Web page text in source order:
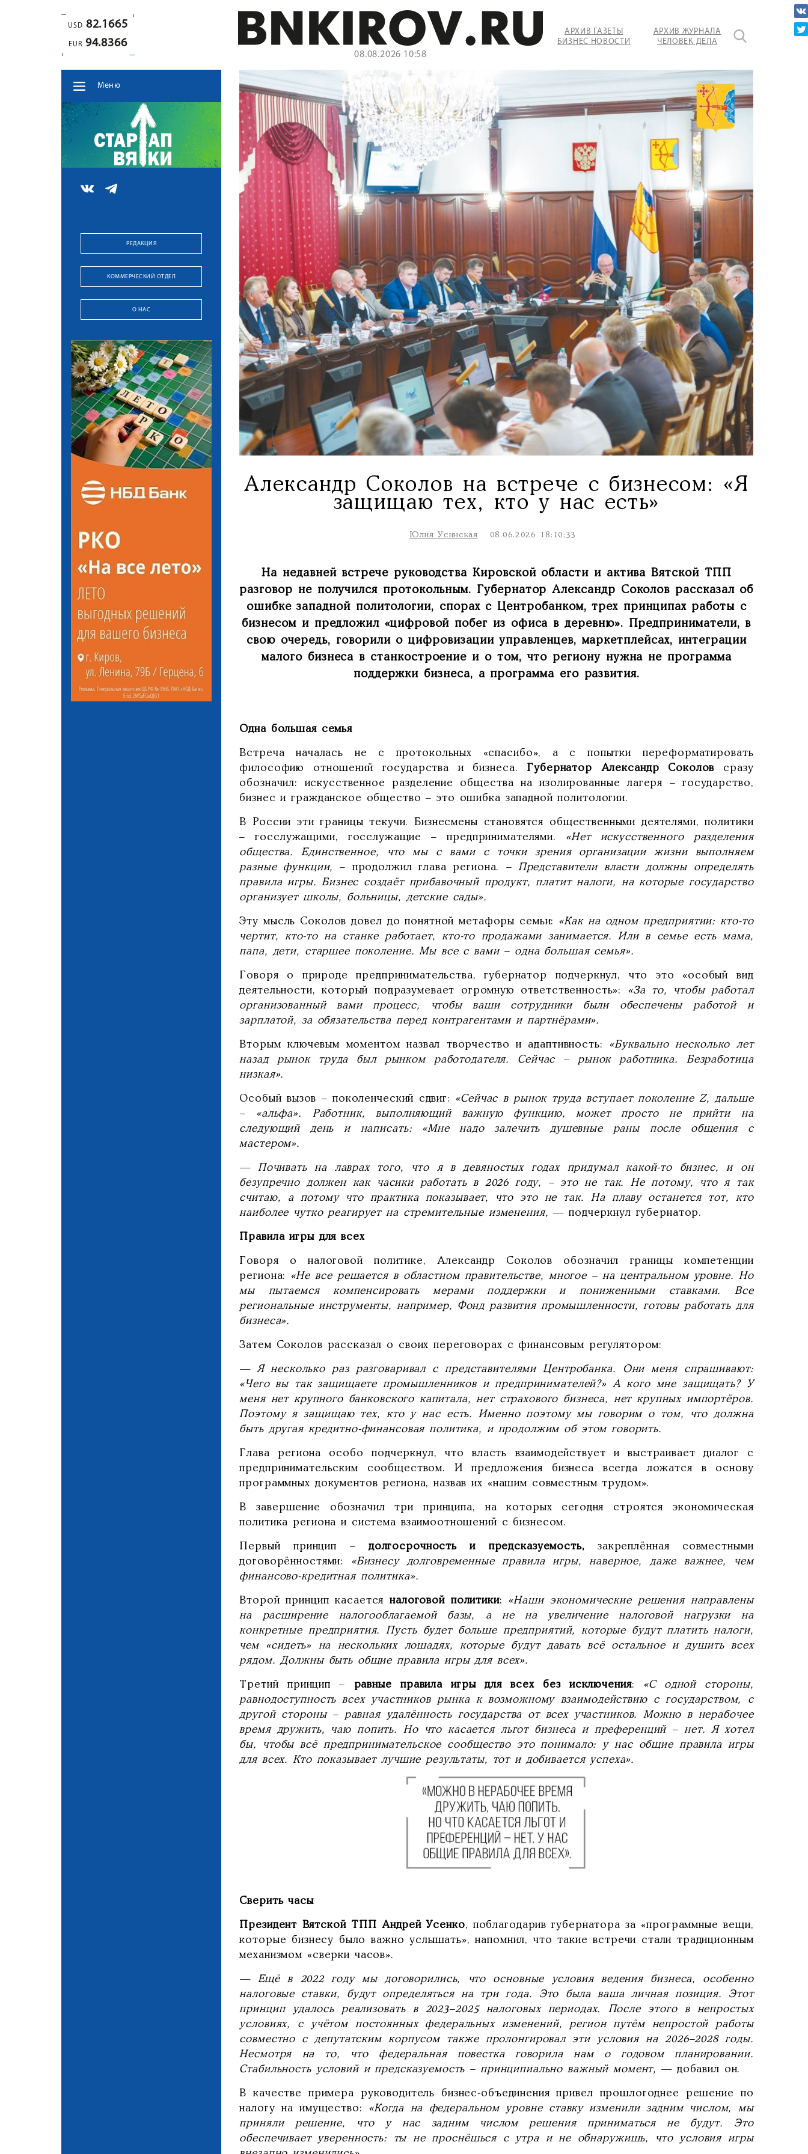
USD 82.1665
EUR 94.8366
08.08.2026 10:58
АРХИВ ГАЗЕТЫ
БИЗНЕС НОВОСТИ
АРХИВ ЖУРНАЛА
ЧЕЛОВЕК ДЕЛА
Меню
РЕДАКЦИЯ
КОММЕРЧЕСКИЙ ОТДЕЛ
О НАС
Александр Соколов на встрече с бизнесом: «Я
защищаю тех, кто у нас есть»
Юлия Усинская 08.06.2026 18:10:33
На недавней встрече руководства Кировской области и актива Вятской ТПП
разговор не получился протокольным. Губернатор Александр Соколов рассказал об
ошибке западной политологии, спорах с Центробанком, трех принципах работы с
бизнесом и предложил «цифровой побег из офиса в деревню». Предприниматели, в
свою очередь, говорили о цифровизации управленцев, маркетплейсах, интеграции
малого бизнеса в станкостроение и о том, что региону нужна не программа
поддержки бизнеса, а программа его развития.
Одна большая семья
Встреча началась не с протокольных «спасибо», а с попытки переформатировать
философию отношений государства и бизнеса. Губернатор Александр Соколов сразу
обозначил: искусственное разделение общества на изолированные лагеря – государство,
бизнес и гражданское общество – это ошибка западной политологии.
В России эти границы текучи. Бизнесмены становятся общественными деятелями, политики
– госслужащими, госслужащие – предпринимателями. «Нет искусственного разделения
общества. Единственное, что мы с вами с точки зрения организации жизни выполняем
разные функции,
– продолжил глава региона. – Представители власти должны определять
правила игры. Бизнес создаёт прибавочный продукт, платит налоги, на которые государство
организует школы, больницы, детские сады».
Эту мысль Соколов довел до понятной метафоры семьи:
«Как на одном предприятии: кто-то
чертит, кто-то на станке работает, кто-то продажами занимается. Или в семье есть мама,
папа, дети, старшее поколение. Мы все с вами – одна большая семья».
Говоря о природе предпринимательства, губернатор подчеркнул, что это «особый вид
деятельности, который подразумевает огромную ответственность»: «За то, чтобы работал
организованный вами процесс, чтобы ваши сотрудники были обеспечены работой и
зарплатой, за обязательства перед контрагентами и партнёрами».
Вторым ключевым моментом назвал творчество и адаптивность: «Буквально несколько лет
назад рынок труда был рынком работодателя. Сейчас – рынок работника. Безработица
низкая».
Особый вызов – поколенческий сдвиг:
«Сейчас в рынок труда вступает поколение Z, дальше
– «альфа». Работник, выполняющий важную функцию, может просто не прийти на
следующий день и написать: «Мне надо залечить душевные раны после общения с
мастером».
— Почивать на лаврах того, что я в девяностых годах придумал какой-то бизнес, и он
безупречно должен как часики работать в 2026 году, – это не так. Не потому, что я так
считаю, а потому что практика показывает, что это не так. На плаву останется тот, кто
наиболее чутко реагирует на стремительные изменения,— подчеркнул губернатор.
Правила игры для всех
Говоря о налоговой политике, Александр Соколов обозначил границы компетенции
региона:
«Не все решается в областном правительстве, многое – на центральном уровне. Но
мы пытаемся компенсировать мерами поддержки и пониженными ставками. Все
региональные инструменты, например, Фонд развития промышленности, готовы работать для
бизнеса».
Затем Соколов рассказал о своих переговорах с финансовым регулятором:
— Я несколько раз разговаривал с представителями Центробанка. Они меня спрашивают:
«Чего вы так защищаете промышленников и предпринимателей?» А кого мне защищать? У
меня нет крупного банковского капитала, нет страхового бизнеса, нет крупных импортёров.
Поэтому я защищаю тех, кто у нас есть. Именно поэтому мы говорим о том, что должна
быть другая кредитно-финансовая политика, и продолжим об этом говорить.
Глава региона особо подчеркнул, что власть взаимодействует и выстраивает диалог с
предпринимательским сообществом. И предложения бизнеса всегда ложатся в основу
программных документов региона, назвав их «нашим совместным трудом».
В завершение обозначил три принципа, на которых сегодня строятся экономическая
политика региона и система взаимоотношений с бизнесом.
Первый принцип – долгосрочность и предсказуемость, закреплённая совместными
договорённостями:
«Бизнесу долговременные правила игры, наверное, даже важнее, чем
финансово-кредитная политика».
Второй принцип касаетсяналоговой политики:
«Наши экономические решения направлены
на расширение налогооблагаемой базы, а не на увеличение налоговой нагрузки на
конкретные предприятия. Пусть будет больше предприятий, которые будут платить налоги,
чем «сидеть» на нескольких лошадях, которые будут давать всё остальное и душить всех
рядом. Должны быть общие правила игры для всех».
Третий принцип – равные правила игры для всех без исключения: «С одной стороны,
равнодоступность всех участников рынка к возможному взаимодействию с государством, с
другой стороны – равная удалённость государства от всех участников. Можно в нерабочее
время дружить, чаю попить. Но что касается льгот бизнеса и преференций – нет. Я хотел
бы, чтобы всё предпринимательское сообщество это понимало: у нас общие правила игры
для всех. Кто показывает лучшие результаты, тот и добивается успеха».
Сверить часы
Президент Вятской ТПП Андрей Усенко, поблагодарив губернатора за «программные вещи,
которые бизнесу было важно услышать», напомнил, что такие встречи стали традиционным
механизмом «сверки часов».
— Ещё в 2022 году мы договорились, что основные условия ведения бизнеса, особенно
налоговые ставки, будут определяться на три года. Это была ваша личная позиция. Этот
принцип удалось реализовать в 2023–2025 налоговых периодах. После этого в непростых
условиях, с учётом постоянных федеральных изменений, регион путём непростой работы
совместно с депутатским корпусом также пролонгировал эти условия на 2026–2028 годы.
Несмотря на то, что федеральная повестка говорила нам о годовом планировании.
Стабильность условий и предсказуемость – принципиально важный момент,
— добавил он.
В качестве примера руководитель бизнес-объединения привел прошлогоднее решение по
налогу на имущество: «Когда на федеральном уровне ставку изменили задним числом, мы
приняли решение, что у нас задним числом решения приниматься не будут. Это
обеспечивает уверенность: ты не проснёшься с утра и не обнаружишь, что условия игры